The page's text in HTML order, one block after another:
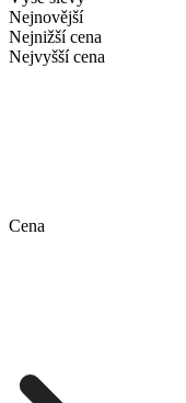
Nejnovější
Nejnižší cena
Nejvyšší cena
Cena